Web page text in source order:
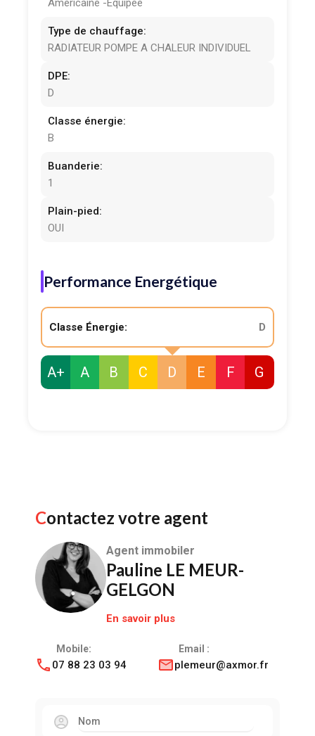
Americaine -Equipee
Type de chauffage:
RADIATEUR POMPE A CHALEUR INDIVIDUEL
DPE:
D
Classe énergie:
B
Buanderie:
1
Plain-pied:
OUI
Performance Energétique
Classe Énergie: D
A+ A B C D E F G
Contactez votre agent
Agent immobiler
Pauline LE MEUR-
GELGON
En savoir plus
Mobile:
07 88 23 03 94
Email :
plemeur@axmor.fr